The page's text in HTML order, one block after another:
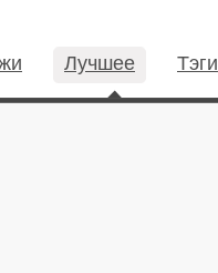
Лучшее Тэги